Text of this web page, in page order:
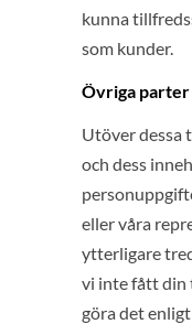
kunna
som kunder.
Övriga parter
Utöver dessa
och dess
eller våra
ytterligare
vi inte fått din
göra det enligt